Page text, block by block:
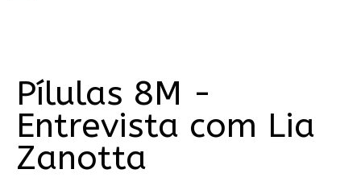
Pílulas 8M -
Entrevista com Lia
Zanotta